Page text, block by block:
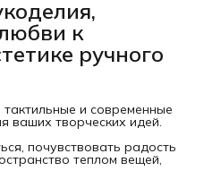
к
ручного
и современные
ваших творческих идей.
почувствовать радость
теплом вещей,